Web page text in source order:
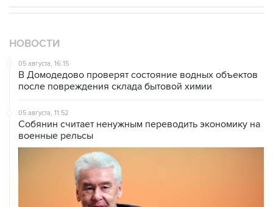
НОВОСТИ
05 августа, 16:15
В Домодедово проверят состояние водных объектов
после повреждения склада бытовой химии
05 августа, 11:52
Собянин считает ненужным переводить экономику на
военные рельсы